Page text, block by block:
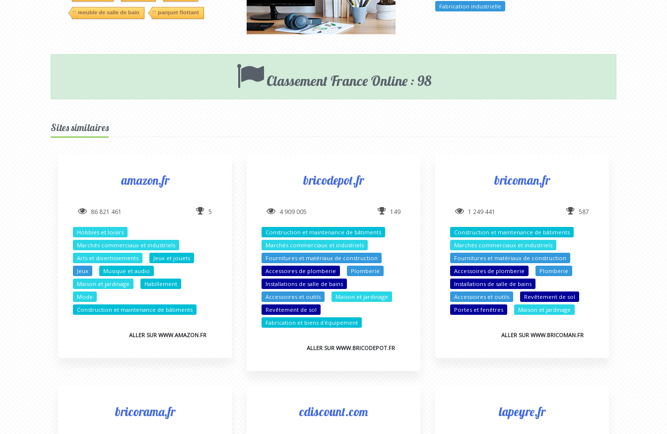
meuble de salle de bain parquet flottant
Fabrication industrielle
Classement France Online : 98
Sites similaires
amazon.fr
86 821 461 5
Hobbies et loisirs
Marchés commerciaux et industriels
Arts et divertissements
Jeux et jouets
Jeux
Musique et audio
Maison et jardinage
Habillement
Mode
Construction et maintenance de bâtiments
ALLER SUR WWW.AMAZON.FR
bricodepot.fr
4 909 005 149
Construction et maintenance de bâtiments
Marchés commerciaux et industriels
Fournitures et matériaux de construction
Accessoires de plomberie
Plomberie
Installations de salle de bains
Accessoires et outils
Maison et jardinage
Revêtement de sol
Fabrication et biens d'équipement
ALLER SUR WWW.BRICODEPOT.FR
bricoman.fr
1 249 441 587
Construction et maintenance de bâtiments
Marchés commerciaux et industriels
Fournitures et matériaux de construction
Accessoires de plomberie
Plomberie
Installations de salle de bains
Accessoires et outils
Revêtement de sol
Portes et fenêtres
Maison et jardinage
ALLER SUR WWW.BRICOMAN.FR
bricorama.fr cdiscount.com lapeyre.fr